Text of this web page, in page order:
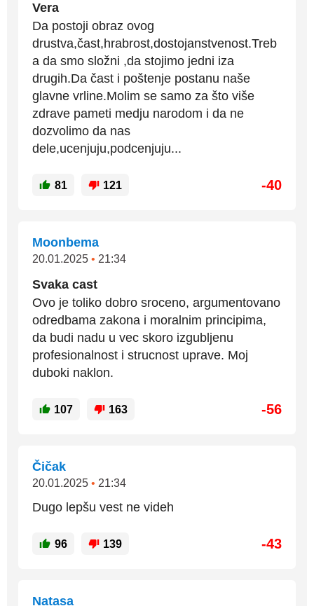
Vera
Da postoji obraz ovog
drustva,čast,hrabrost,dostojanstvenost.Treb
a da smo složni ,da stojimo jedni iza
drugih.Da čast i poštenje postanu naše
glavne vrline.Molim se samo za što više
zdrave pameti medju narodom i da ne
dozvolimo da nas
dele,ucenjuju,podcenjuju...
81 121 -40
Moonbema
20.01.2025 • 21:34
Svaka cast
Ovo je toliko dobro sroceno, argumentovano
odredbama zakona i moralnim principima,
da budi nadu u vec skoro izgubljenu
profesionalnost i strucnost uprave. Moj
duboki naklon.
107 163 -56
Čičak
20.01.2025 • 21:34
Dugo lepšu vest ne videh
96 139 -43
Natasa